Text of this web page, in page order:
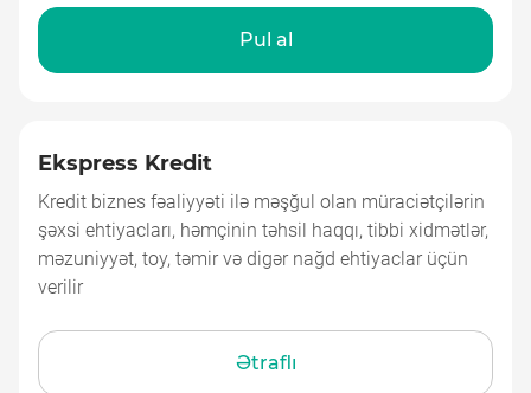
Pul al
Ekspress Kredit
Ekspress Kredit
Kredit biznes fəaliyyəti ilə məşğul olan müraciətçilərin
şəxsi ehtiyacları, həmçinin təhsil haqqı, tibbi xidmətlər,
məzuniyyət, toy, təmir və digər nağd ehtiyaclar üçün
verilir
Ətraflı